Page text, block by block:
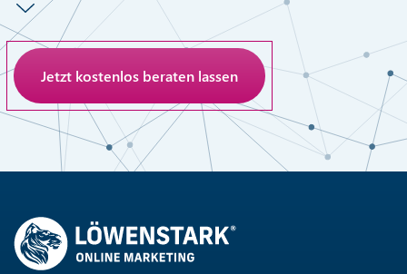
Anti-Roboter-Verifizierung
Hier klicken